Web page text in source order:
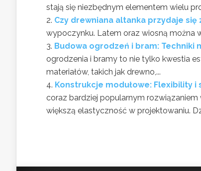
stają się niezbędnym elementem wielu
Czy drewniana altanka przydaje się
wypoczynku. Latem oraz wiosną można
Budowa ogrodzeń i bram:
ogrodzenia i bramy to nie tylko kwestia
materiałów, takich jak drewno,...
Konstrukcje modułowe: Flexibility
coraz bardziej popularnym
większą elastyczność w projektowaniu.